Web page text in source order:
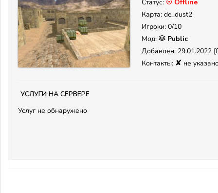
Статус: ☉ Offline
Карта: de_dust2
Игроки: 0/10
Мод:
Public
Добавлен: 29.01.2022
Контакты: ✘ не
Услуги на сервере
Услуг не обнаружено